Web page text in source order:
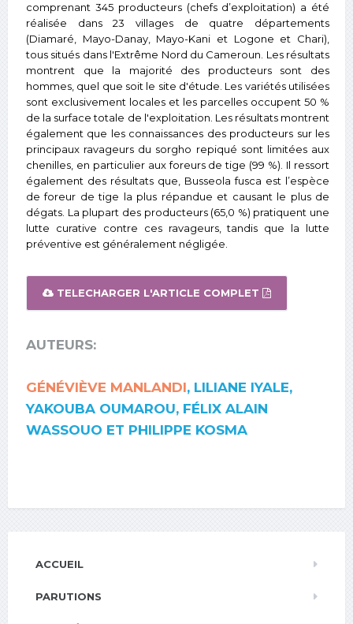
comprenant 345 producteurs (chefs d’exploitation) a été
réalisée dans 23 villages de quatre départements
(Diamaré, Mayo-Danay, Mayo-Kani et Logone et Chari),
tous situés dans l'Extrême Nord du Cameroun. Les résultats
montrent que la majorité des producteurs sont des
hommes, quel que soit le site d'étude. Les variétés utilisées
sont exclusivement locales et les parcelles occupent 50 %
de la surface totale de l'exploitation. Les résultats montrent
également que les connaissances des producteurs sur les
principaux ravageurs du sorgho repiqué sont limitées aux
chenilles, en particulier aux foreurs de tige (99 %). Il ressort
également des résultats que, Busseola fusca est l’espèce
de foreur de tige la plus répandue et causant le plus de
dégats. La plupart des producteurs (65,0 %) pratiquent une
lutte curative contre ces ravageurs, tandis que la lutte
préventive est généralement négligée.
TELECHARGER L'ARTICLE COMPLET
AUTEURS:
GÉNÉVIÈVE MANLANDI, LILIANE IYALE,
YAKOUBA OUMAROU, FÉLIX ALAIN
WASSOUO ET PHILIPPE KOSMA
ACCUEIL
PARUTIONS